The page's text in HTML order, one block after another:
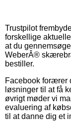
Trustpilot
forskellige
at du
WeberÂ®
bestiller.
Facebook forærer
løsninger til at få
øvrigt møder vi
evaluering af
til at danne dig et